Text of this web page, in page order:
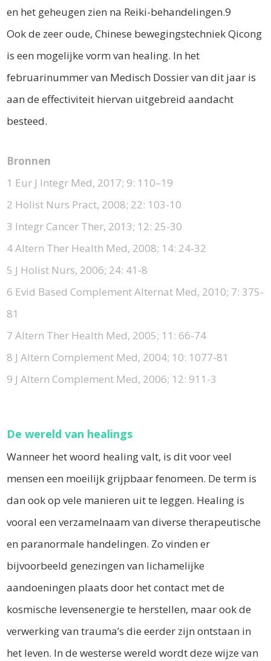
en het geheugen zien na Reiki-behandelingen.9
Ook de zeer oude, Chinese bewegingstechniek Qicong
is een mogelijke vorm van healing. In het
februarinummer van Medisch Dossier van dit jaar is
aan de effectiviteit hiervan uitgebreid aandacht
besteed.
Bronnen
1 Eur J Integr Med, 2017; 9: 110–19
2 Holist Nurs Pract, 2008; 22: 103-10
3 Integr Cancer Ther, 2013; 12: 25-30
4 Altern Ther Health Med, 2008; 14: 24-32
5 J Holist Nurs, 2006; 24: 41-8
6 Evid Based Complement Alternat Med, 2010; 7: 375-
81
7 Altern Ther Health Med, 2005; 11: 66-74
8 J Altern Complement Med, 2004; 10: 1077-81
9 J Altern Complement Med, 2006; 12: 911-3
De wereld van healings
Wanneer het woord healing valt, is dit voor veel
mensen een moeilijk grijpbaar fenomeen. De term is
dan ook op vele manieren uit te leggen. Healing is
vooral een verzamelnaam van diverse therapeutische
en paranormale handelingen. Zo vinden er
bijvoorbeeld genezingen van lichamelijke
aandoeningen plaats door het contact met de
kosmische levensenergie te herstellen, maar ook de
verwerking van trauma’s die eerder zijn ontstaan in
het leven. In de westerse wereld wordt deze wijze van